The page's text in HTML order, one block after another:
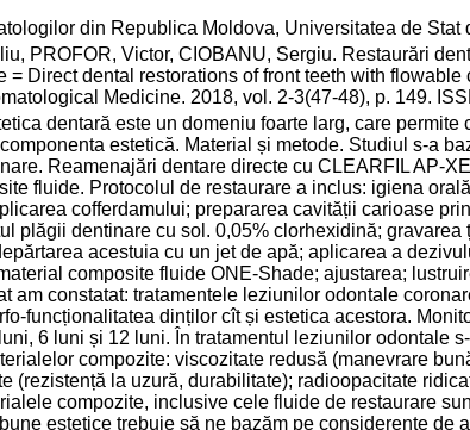
din Republica Moldova, Universitatea de Stat
PROFOR, Victor, CIOBANU, Sergiu. Restaurări
= Direct dental restorations of front teeth with
Medicine. 2018, vol. 2-3(47-48), p. 149.
dentară este un domeniu foarte larg, care
estetică. Material și metode. Studiul s-a
Reamenajări dentare directe cu CLEARFIL AP-
fluide. Protocolul de restaurare a inclus: igiena
cofferdamului; prepararea cavității carioase
plăgii dentinare cu sol. 0,05% clorhexidină;
acestuia cu un jet de apă; aplicarea a
composite fluide ONE-Shade; ajustarea;
am constatat: tratamentele leziunilor odontale
funcționalitatea dinților cît și estetica acestora.
6 luni și 12 luni. În tratamentul leziunilor odontale
compozite: viscozitate redusă (manevrare
(rezistență la uzură, durabilitate); radioopacitate
compozite, inclusive cele fluide de restaurare
estetice trebuie să ne bazăm pe considerente de